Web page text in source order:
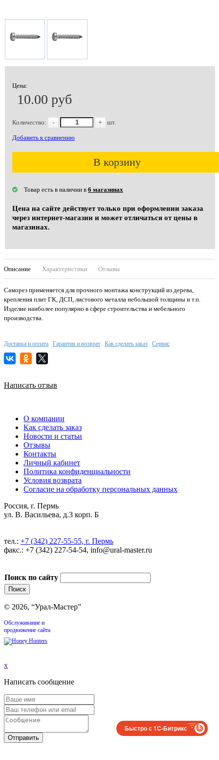
Цена:
10.00 руб
Количество: - + шт.
Добавить к сравнению
В корзину
Товар есть в наличии в 6 магазинах
Цена на сайте действует только при оформлении заказа
через интернет-магазин и может отличаться от цены в
магазинах.
Описание Характеристики Отзывы
Саморез применяется для прочного монтажа конструкций из дерева,
крепления плит ГК, ДСП, листового металла небольшой толщины и т.п.
Изделие наиболее популярно в сфере строительства и мебельного
производства.
Доставка и оплата Гарантия и возврат Как сделать заказ Сервис
Написать отзыв
О компании
Как сделать заказ
Новости и статьи
Отзывы
Контакты
Личный кабинет
Политика конфиденциальности
Условия возврата
Согласие на обработку персональных данных
Россия, г. Пермь
ул. В. Васильева, д.3 корп. Б
тел.: +7 (342) 227-55-55, г. Пермь
факс.: +7 (342) 227-54-54, info@ural-master.ru
Поиск по сайту
© 2026, “Урал-Мастер”
Обслуживание и
продвижение сайта
x
Написать сообщение
Отправить
Быстро с 1С-Битрикс